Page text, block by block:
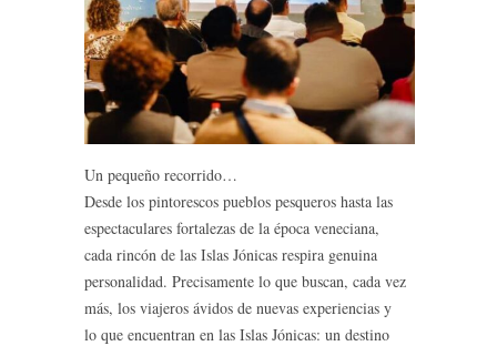
Un pequeño recorrido…
Desde los pintorescos pueblos pesqueros hasta las
espectaculares fortalezas de la época veneciana,
cada rincón de las Islas Jónicas respira genuina
personalidad. Precisamente lo que buscan, cada vez
más, los viajeros ávidos de nuevas experiencias y
lo que encuentran en las Islas Jónicas: un destino